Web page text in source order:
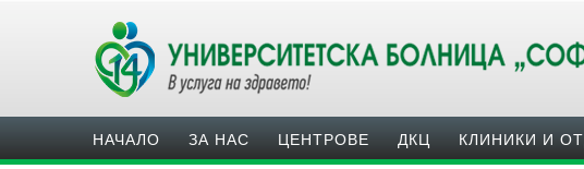
НАЧАЛО ЗА НАС ЦЕНТРОВЕ ДКЦ КЛИНИКИ И